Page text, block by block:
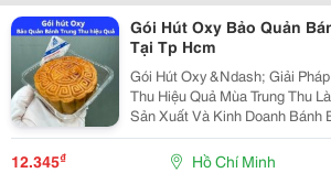
Gói Hút Oxy Bảo Quản
Tại Tp Hcm
Gói Hút Oxy &Ndash; Giải
Thu Hiệu Quả Mùa Trung Thu Là Thời Điểm Các Cơ Sở
Sản Xuất Và Kinh Doanh
Cao Điểm. Bên Cạnh Việc Đầu
Chất Lượng Sản Phẩm, Giải
12.345₫ Hồ Chí Minh